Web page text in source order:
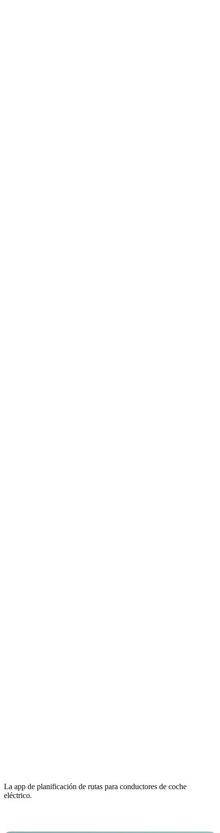
La app de planificación de rutas para conductores de coche
eléctrico.